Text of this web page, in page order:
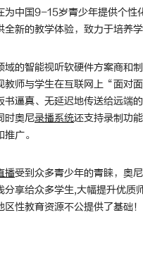
为中国9-15岁青少年提供个性
全新的教学体验，致力于培养
域的智能视听软硬件方案商和
教师与学生在互联网上“面对
书逼真、无延迟地传送给远端
时奥尼录播系统还支持录制功
广。
播受到众多青少年的青睐，奥
分享给众多学生,大幅提升优质
区性教育资源不公提供了基础！